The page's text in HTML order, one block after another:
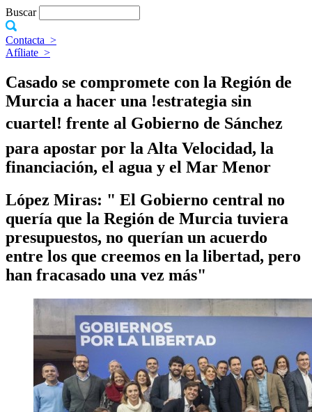
Buscar
Contacta >
Afíliate >
Casado se compromete con la Región de
Murcia a hacer una !estrategia sin
cuartel! frente al Gobierno de Sánchez
para apostar por la Alta Velocidad, la
financiación, el agua y el Mar Menor
López Miras: " El Gobierno central no
querí­a que la Región de Murcia tuviera
presupuestos, no querí­an un acuerdo
entre los que creemos en la libertad, pero
han fracasado una vez más"